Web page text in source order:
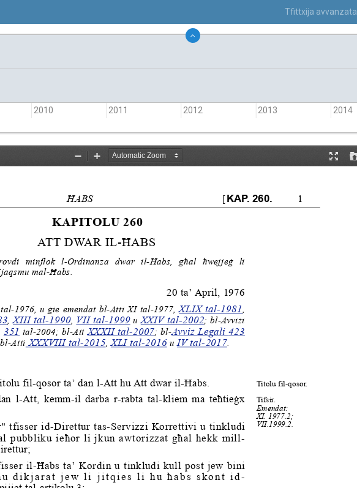
Tfittxija avvanzata
2010 2011 2012 2013 2014